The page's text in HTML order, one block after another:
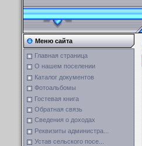
Меню сайта
Главная страница
О нашем поселении
Каталог документов
Фотоальбомы
Гостевая книга
Обратная связь
Сведения о доходах
Реквизиты администра...
Устав сельского посе...